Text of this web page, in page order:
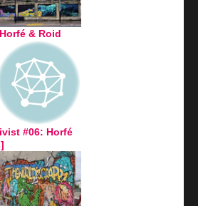
& Roid
#06: Horfé